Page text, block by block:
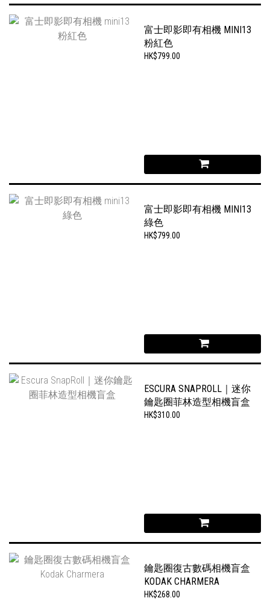
富士即影即有相機 MINI13
粉紅色
HK$799.00
富士即影即有相機 MINI13
綠色
HK$799.00
ESCURA SNAPROLL｜迷你
鑰匙圈菲林造型相機盲盒
HK$310.00
鑰匙圈復古數碼相機盲盒
KODAK CHARMERA
HK$268.00